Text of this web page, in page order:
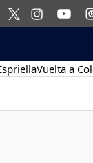
Vuelta a